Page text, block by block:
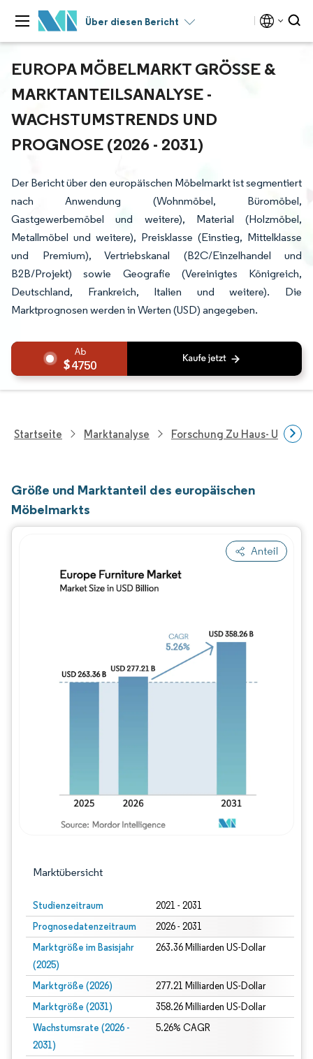
Über diesen Bericht
EUROPA MÖBELMARKT GRÖSSE & M
ARKTANTEILSANALYSE - W
ACHSTUMSTRENDS UND P
ROGNOSE (2026 - 2031)
Der Bericht über den europäischen Möbelmarkt ist segmentiert
nach Anwendung (Wohnmöbel, Büromöbel,
Gastgewerbemöbel und weitere), Material (Holzmöbel,
Metallmöbel und weitere), Preisklasse (Einstieg, Mittelklasse
und Premium), Vertriebskanal (B2C/Einzelhandel und
B2B/Projekt) sowie Geografie (Vereinigtes Königreich,
Deutschland, Frankreich, Italien und weitere). Die
Marktprognosen werden in Werten (USD) angegeben.
4750
Startseite Marktanalyse Forschung Zu Haus- Und
Größe und Marktanteil des europäischen
Möbelmarkts
Anteil
Marktübersicht
Studienzeitraum 2021 - 2031
Prognosedatenzeitraum 2026 - 2031
Marktgröße im Basisjahr
(2025)
263.36 Milliarden US-Dollar
Marktgröße (2026) 277.21 Milliarden US-Dollar
Marktgröße (2031) 358.26 Milliarden US-Dollar
Wachstumsrate (2026 -
2031)
5.26% CAGR